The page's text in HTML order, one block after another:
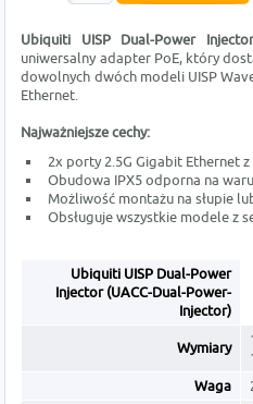
Ubiquiti UISP Dual-Power
uniwersalny adapter PoE, który
dowolnych dwóch modeli UISP
Ethernet.
Najważniejsze cechy:
2x porty 2.5G Gigabit Ethernet
Obudowa IPX5 odporna na
Możliwość montażu na słupie
Obsługuje wszystkie modele z
Ubiquiti UISP Dual-Power
Injector (UACC-Dual-Power-
Injector)
Wymiary
Waga